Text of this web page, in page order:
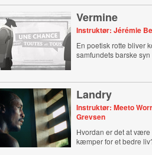
Vermine
Instruktør: Jérémie
En poetisk rotte bliver
samfundets barske
Landry
Instruktør: Meeto
Grevsen
Hvordan er det at
kæmper for et bedre